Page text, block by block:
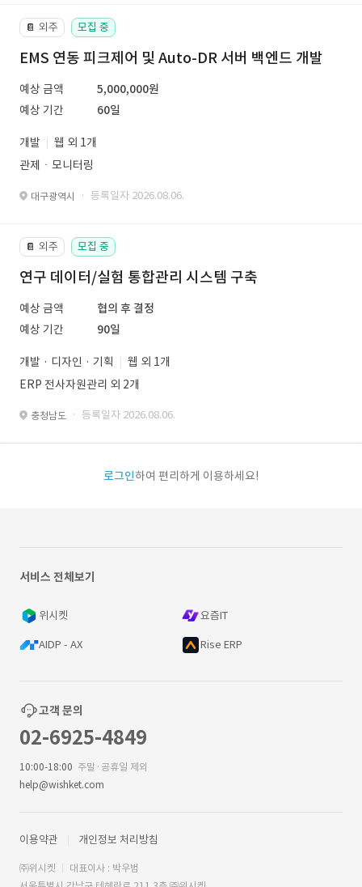
📔 외주 모집 중
EMS 연동 피크제어 및 Auto-DR 서버 백엔드 개발
예상 금액
5,000,000원
예상 기간
60일
개발
웹 외 1개
관제ㆍ모니터링
대구광역시 · 등록일자 2026.08.06.
📔 외주 모집 중
연구 데이터/실험 통합관리 시스템 구축
예상 금액
협의 후 결정
예상 기간
90일
개발 · 디자인 · 기획
웹 외 1개
ERP 전사자원관리 외 2개
충청남도 · 등록일자 2026.08.06.
로그인하여 편리하게 이용하세요!
서비스 전체보기
위시켓 요즘IT
AIDP - AX Rise ERP
고객 문의
02-6925-4849
10:00-18:00 주말·공휴일 제외
help@wishket.com
이용약관 개인정보 처리방침
㈜위시켓
대표이사 : 박우범